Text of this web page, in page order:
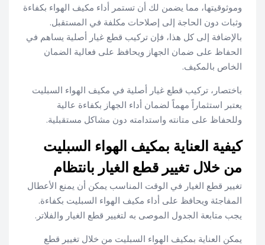
وموثوقيتها، مما يضمن لك أن تستمر أداء مكيف الهواء بكفاءة
وثبات دون الحاجة إلى إصلاحات مكلفة في المستقبل.
بالإضافة إلى كل هذا، فإن تركيب قطع غيار أصلية يساهم في
الحفاظ على ضمان الجهاز ويحافظ على فعالية الضمان
الخاص بالمكيف.
باختصار، تركيب قطع غيار أصلية في مكيف الهواء السبليت
يعتبر استثماراً مهماً لضمان أداء الجهاز بكفاءة عالية
وللحفاظ على متانته واستدامته دون مشاكل مستقبلية.
كيفية العناية بمكيف الهواء السبليت
من خلال تغيير قطع الغيار بانتظام
تغيير قطع الغيار في الوقت المناسب يمكن أن يمنع الأعطال
المفاجئة ويحافظ على أداء مكيف الهواء السبليت بكفاءة.
يجب متابعة الجدول الموصى به لتغيير قطع الغيار والفلاتر.
يمكن العناية بمكيف الهواء السبليت من خلال تغيير قطع